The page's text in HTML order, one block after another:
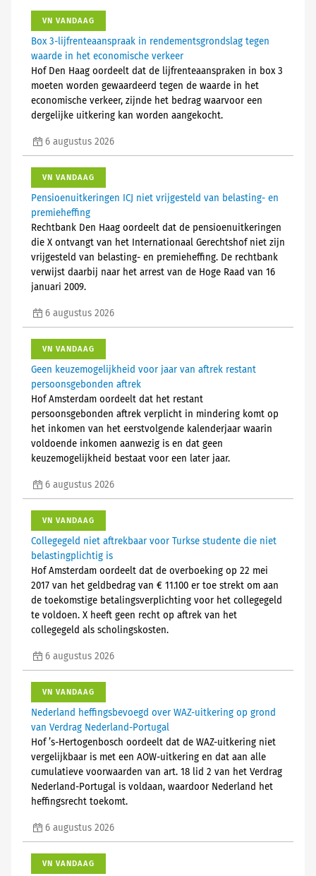
VN VANDAAG
Box 3-lijfrenteaanspraak in rendementsgrondslag tegen
waarde in het economische verkeer
Hof Den Haag oordeelt dat de lijfrenteaanspraken in box 3
moeten worden gewaardeerd tegen de waarde in het
economische verkeer, zijnde het bedrag waarvoor een
dergelijke uitkering kan worden aangekocht.
6 augustus 2026
VN VANDAAG
Pensioenuitkeringen ICJ niet vrijgesteld van belasting- en
premieheffing
Rechtbank Den Haag oordeelt dat de pensioenuitkeringen
die X ontvangt van het Internationaal Gerechtshof niet zijn
vrijgesteld van belasting- en premieheffing. De rechtbank
verwijst daarbij naar het arrest van de Hoge Raad van 16
januari 2009.
6 augustus 2026
VN VANDAAG
Geen keuzemogelijkheid voor jaar van aftrek restant
persoonsgebonden aftrek
Hof Amsterdam oordeelt dat het restant
persoonsgebonden aftrek verplicht in mindering komt op
het inkomen van het eerstvolgende kalenderjaar waarin
voldoende inkomen aanwezig is en dat geen
keuzemogelijkheid bestaat voor een later jaar.
6 augustus 2026
VN VANDAAG
Collegegeld niet aftrekbaar voor Turkse studente die niet
belastingplichtig is
Hof Amsterdam oordeelt dat de overboeking op 22 mei
2017 van het geldbedrag van € 11.100 er toe strekt om aan
de toekomstige betalingsverplichting voor het collegegeld
te voldoen. X heeft geen recht op aftrek van het
collegegeld als scholingskosten.
6 augustus 2026
VN VANDAAG
Nederland heffingsbevoegd over WAZ-uitkering op grond
van Verdrag Nederland-Portugal
Hof ’s-Hertogenbosch oordeelt dat de WAZ-uitkering niet
vergelijkbaar is met een AOW-uitkering en dat aan alle
cumulatieve voorwaarden van art. 18 lid 2 van het Verdrag
Nederland-Portugal is voldaan, waardoor Nederland het
heffingsrecht toekomt.
6 augustus 2026
VN VANDAAG